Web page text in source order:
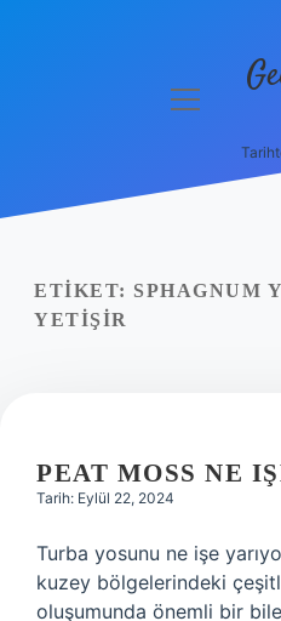
Yasal Uyarı
menüyü
ETIKET: SPHAGNUM
YETIŞIR
PEAT MOSS NE
Tarih: Eylül 22, 2024
Turba yosunu ne işe
kuzey bölgelerindeki
oluşumunda önemli bir